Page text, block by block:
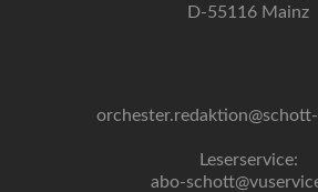
D-55116 Mainz
Leserservice:
abo-